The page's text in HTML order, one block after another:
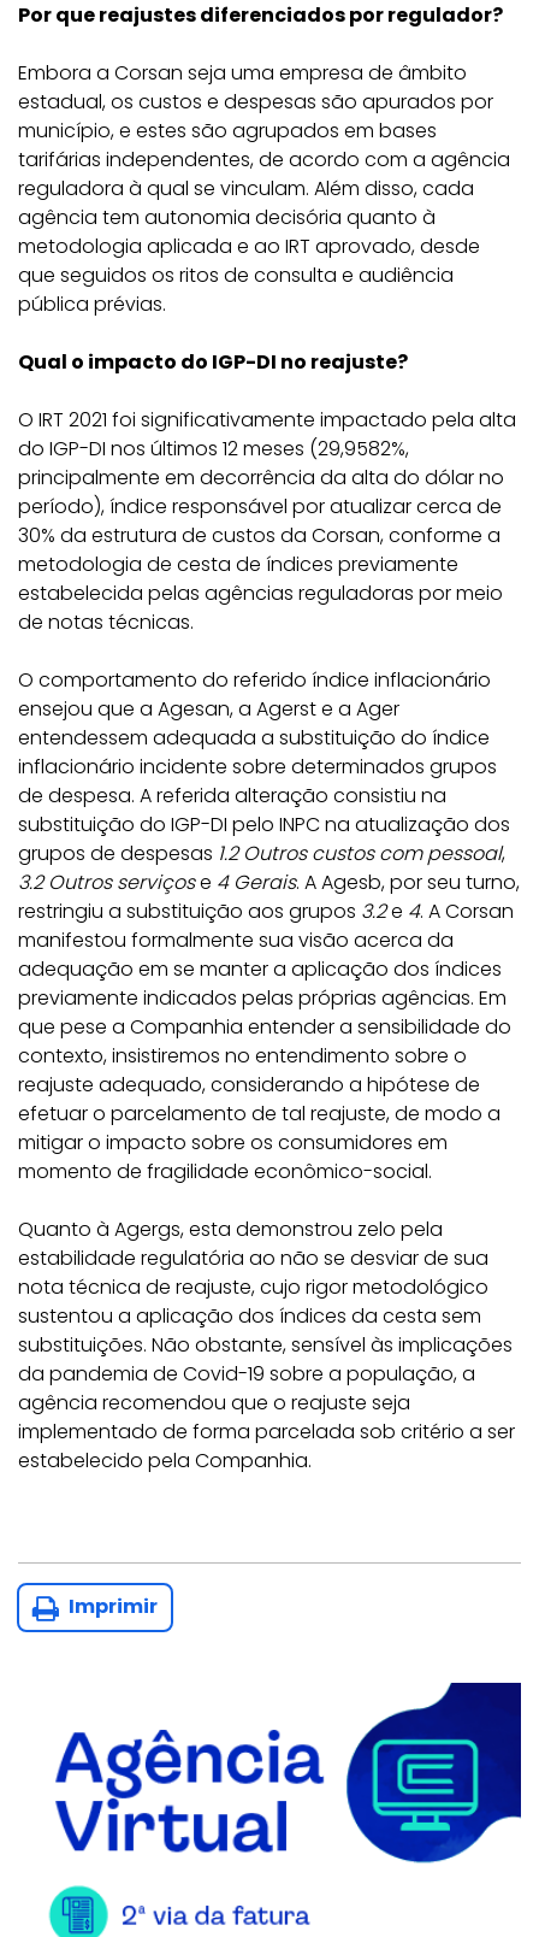
Por que reajustes diferenciados por regulador?
Embora a Corsan seja uma empresa de âmbito
estadual, os custos e despesas são apurados por
município, e estes são agrupados em bases
tarifárias independentes, de acordo com a agência
reguladora à qual se vinculam. Além disso, cada
agência tem autonomia decisória quanto à
metodologia aplicada e ao IRT aprovado, desde
que seguidos os ritos de consulta e audiência
pública prévias.
Qual o impacto do IGP-DI no reajuste?
O IRT 2021 foi significativamente impactado pela alta
do IGP-DI nos últimos 12 meses (29,9582%,
principalmente em decorrência da alta do dólar no
período), índice responsável por atualizar cerca de
30% da estrutura de custos da Corsan, conforme a
metodologia de cesta de índices previamente
estabelecida pelas agências reguladoras por meio
de notas técnicas.
O comportamento do referido índice inflacionário
ensejou que a Agesan, a Agerst e a Ager
entendessem adequada a substituição do índice
inflacionário incidente sobre determinados grupos
de despesa. A referida alteração consistiu na
substituição do IGP-DI pelo INPC na atualização dos
grupos de despesas 1.2 Outros custos com pessoal,
3.2 Outros serviçose 4 Gerais. A Agesb, por seu turno,
restringiu a substituição aos grupos 3.2e 4. A Corsan
manifestou formalmente sua visão acerca da
adequação em se manter a aplicação dos índices
previamente indicados pelas próprias agências. Em
que pese a Companhia entender a sensibilidade do
contexto, insistiremos no entendimento sobre o
reajuste adequado, considerando a hipótese de
efetuar o parcelamento de tal reajuste, de modo a
mitigar o impacto sobre os consumidores em
momento de fragilidade econômico-social.
Quanto à Agergs, esta demonstrou zelo pela
estabilidade regulatória ao não se desviar de sua
nota técnica de reajuste, cujo rigor metodológico
sustentou a aplicação dos índices da cesta sem
substituições. Não obstante, sensível às implicações
da pandemia de Covid-19 sobre a população, a
agência recomendou que o reajuste seja
implementado de forma parcelada sob critério a ser
estabelecido pela Companhia.
Imprimir